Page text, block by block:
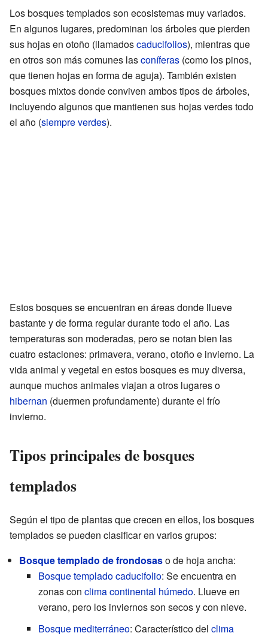
Los bosques templados son ecosistemas muy variados.
En algunos lugares, predominan los árboles que pierden
sus hojas en otoño (llamadoscaducifolios), mientras que
en otros son más comunes lasconíferas (como los pinos,
que tienen hojas en forma de aguja). También existen
bosques mixtos donde conviven ambos tipos de árboles,
incluyendo algunos que mantienen sus hojas verdes todo
el año (siempre verdes).
Estos bosques se encuentran en áreas donde llueve
bastante y de forma regular durante todo el año. Las
temperaturas son moderadas, pero se notan bien las
cuatro estaciones: primavera, verano, otoño e invierno. La
vida animal y vegetal en estos bosques es muy diversa,
aunque muchos animales viajan a otros lugares o
hibernan (duermen profundamente) durante el frío
invierno.
Tipos principales de bosques
templados
Según el tipo de plantas que crecen en ellos, los bosques
templados se pueden clasificar en varios grupos:
Bosque templado de frondosaso de hoja ancha:
Bosque templado caducifolio: Se encuentra en
zonas con clima continental húmedo. Llueve en
verano, pero los inviernos son secos y con nieve.
Bosque mediterráneo: Característico del clima